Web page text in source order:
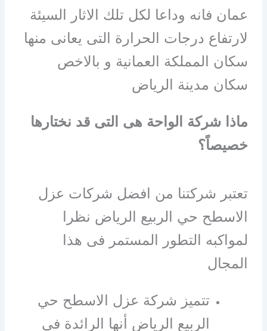
عمان فانه وداعا لكل تلك الاثار السيئة
لارتفاع درجات الحرارة التى يعانى منها
سكان المملكة العمانية و بالاخص
سكان مدينة الرياض
ماذا شركة الواحة هى التى قد نختارها
خصيصاً؟
تعتبر شركتنا من افضل شركات عزل
الاسطح حي الربيع الرياض نظرا
لمواكبه التطور المستمر فى هذا
المجال
تتميز شركة عزل الاسطح حي
الربيع الرياض أنها الرائدة في